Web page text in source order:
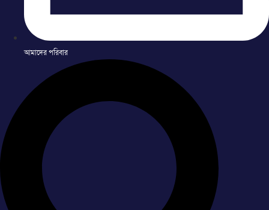
আমাদের পরিবার